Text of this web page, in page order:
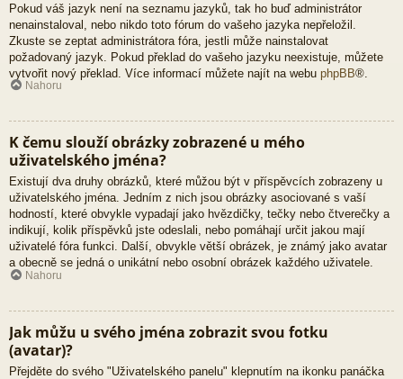
Pokud váš jazyk není na seznamu jazyků, tak ho buď administrátor
nenainstaloval, nebo nikdo toto fórum do vašeho jazyka nepřeložil.
Zkuste se zeptat administrátora fóra, jestli může nainstalovat
požadovaný jazyk. Pokud překlad do vašeho jazyku neexistuje, můžete
vytvořit nový překlad. Více informací můžete najít na webu phpBB®.
Nahoru
K čemu slouží obrázky zobrazené u mého
uživatelského jména?
Existují dva druhy obrázků, které můžou být v příspěvcích zobrazeny u
uživatelského jména. Jedním z nich jsou obrázky asociované s vaší
hodností, které obvykle vypadají jako hvězdičky, tečky nebo čtverečky a
indikují, kolik příspěvků jste odeslali, nebo pomáhají určit jakou mají
uživatelé fóra funkci. Další, obvykle větší obrázek, je známý jako avatar
a obecně se jedná o unikátní nebo osobní obrázek každého uživatele.
Nahoru
Jak můžu u svého jména zobrazit svou fotku
(avatar)?
Přejděte do svého "Uživatelského panelu" klepnutím na ikonku panáčka